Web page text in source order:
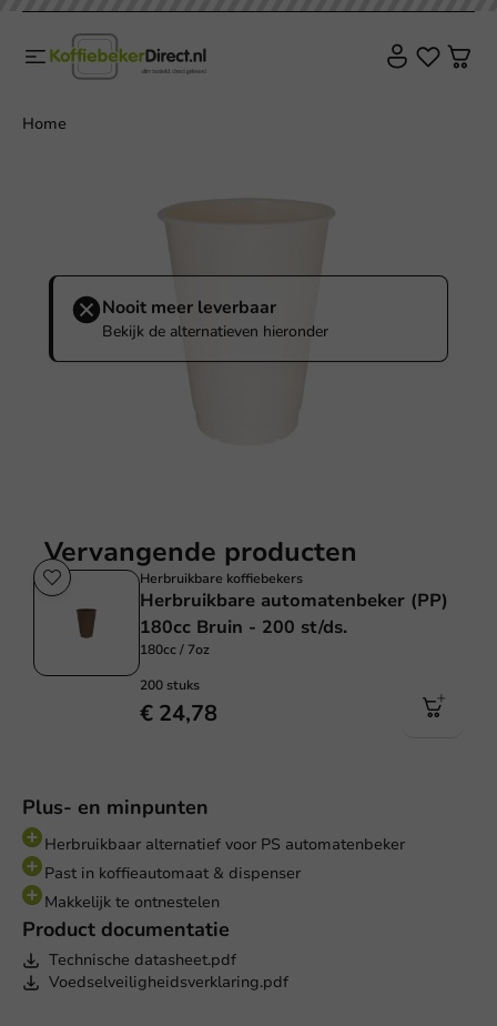
Home
Nooit meer leverbaar
Bekijk de alternatieven hieronder
Plus- en minpunten
Herbruikbaar alternatief voor PS automatenbeker
Past in koffieautomaat & dispenser
Makkelijk te ontnestelen
Product documentatie
Technische datasheet.pdf
Voedselveiligheidsverklaring.pdf
Vervangende producten
Herbruikbare koffiebekers
Herbruikbare automatenbeker (PP)
180cc Bruin - 200 st/ds.
180cc / 7oz
200 stuks
€ 24,78